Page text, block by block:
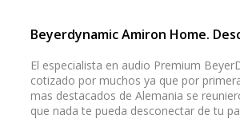
Beyerdynamic Amiron Home.
El especialista en audio Premium
cotizado por muchos ya que por
mas destacados de Alemania se
que nada te pueda desconectar de tu